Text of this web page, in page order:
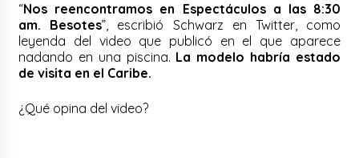
“Nos reencontramos en Espectáculos a las 8:30
am. Besotes”, escribió Schwarz en Twitter, como
leyenda del video que publicó en el que aparece
nadando en una piscina. La modelo habría estado
de visita en el Caribe.
¿Qué opina del video?